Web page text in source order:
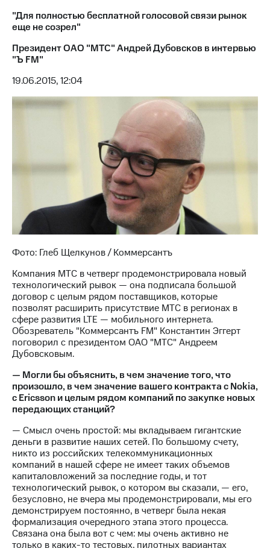
Достижения
Интервью
отчетность
Контакты
Корпоративное
управление
Корпоративный
Раскрытие
информации
Информация
акционерам
Документы
ПАО
"МТС"
Собрания
акционеров
Личный
кабинет
Акционерный
капитал
Контроль
и
Рынок
акций
Описание
Программа
приобретения
Порядок
выкупа
акций
Дивиденды
"Для полностью бесплатной голосовой связи рынок
еще не созрел"
Президент ОАО "МТС" Андрей Дубовсков в интервью
"Ъ FM"
19.06.2015, 12:04
Фото: Глеб Щелкунов / Коммерсантъ
Компания МТС в четверг продемонстрировала новый
технологический рывок — она подписала большой
договор с целым рядом поставщиков, которые
позволят расширить присутствие МТС в регионах в
сфере развития LTE — мобильного интернета.
Обозреватель "Коммерсантъ FM" Константин Эггерт
поговорил с президентом ОАО "МТС" Андреем
Дубовсковым.
— Могли бы объяснить, в чем значение того, что
произошло, в чем значение вашего контракта с Nokia,
с Ericsson и целым рядом компаний по закупке новых
передающих станций?
— Смысл очень простой: мы вкладываем гигантские
деньги в развитие наших сетей. По большому счету,
никто из российских телекоммуникационных
компаний в нашей сфере не имеет таких объемов
капиталовложений за последние годы, и тот
технологический рывок, о котором вы сказали, — его,
безусловно, не вчера мы продемонстрировали, мы его
демонстрируем постоянно, в четверг была некая
формализация очередного этапа этого процесса.
Связана она была вот с чем: мы очень активно не
только в каких-то тестовых, пилотных вариантах